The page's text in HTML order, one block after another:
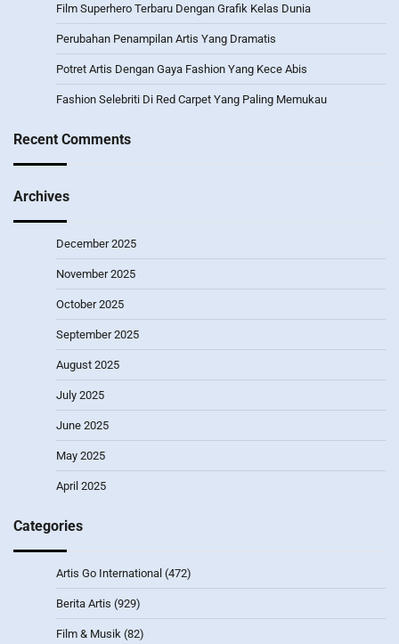
Film Superhero Terbaru Dengan Grafik Kelas Dunia
Perubahan Penampilan Artis Yang Dramatis
Potret Artis Dengan Gaya Fashion Yang Kece Abis
Fashion Selebriti Di Red Carpet Yang Paling Memukau
Recent Comments
Archives
December 2025
November 2025
October 2025
September 2025
August 2025
July 2025
June 2025
May 2025
April 2025
Categories
Artis Go International (472)
Berita Artis (929)
Film & Musik (82)